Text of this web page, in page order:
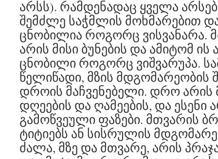
არსს). რამდენადაც ყველა
შემძლე საჭმლის მოხმარებით და
ცნობილია როგორც ვისვანარა.
არის მისი ბუნების და ამიტომ ის
ცნობილი როგორც ვიშვარუპა.
წელიწადი, მზის მდგომარეობის
დროის მაჩვენებელი. დრო
დღეების და ღამეების, და ესენი
გამოწვეული ფაზები. მთვარის
ტიტიებს ან სისრულის
ძალა, მზე და მთვარე, არის